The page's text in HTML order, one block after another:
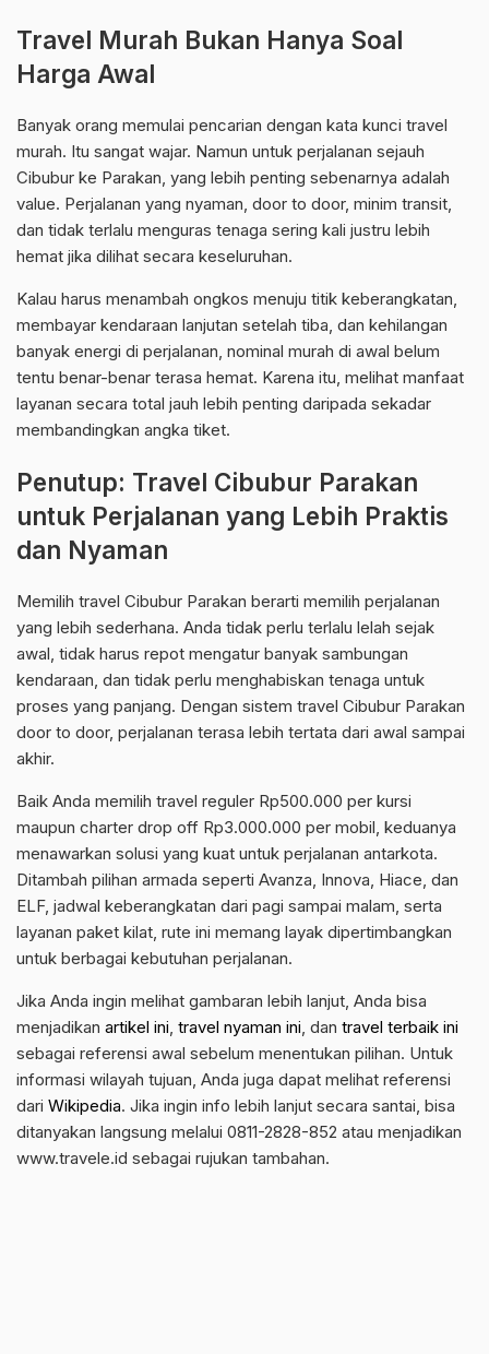
Travel Murah Bukan Hanya Soal
Harga Awal
Banyak orang memulai pencarian dengan kata kunci travel
murah. Itu sangat wajar. Namun untuk perjalanan sejauh
Cibubur ke Parakan, yang lebih penting sebenarnya adalah
value. Perjalanan yang nyaman, door to door, minim transit,
dan tidak terlalu menguras tenaga sering kali justru lebih
hemat jika dilihat secara keseluruhan.
Kalau harus menambah ongkos menuju titik keberangkatan,
membayar kendaraan lanjutan setelah tiba, dan kehilangan
banyak energi di perjalanan, nominal murah di awal belum
tentu benar-benar terasa hemat. Karena itu, melihat manfaat
layanan secara total jauh lebih penting daripada sekadar
membandingkan angka tiket.
Penutup: Travel Cibubur Parakan
untuk Perjalanan yang Lebih Praktis
dan Nyaman
Memilih travel Cibubur Parakan berarti memilih perjalanan
yang lebih sederhana. Anda tidak perlu terlalu lelah sejak
awal, tidak harus repot mengatur banyak sambungan
kendaraan, dan tidak perlu menghabiskan tenaga untuk
proses yang panjang. Dengan sistem travel Cibubur Parakan
door to door, perjalanan terasa lebih tertata dari awal sampai
akhir.
Baik Anda memilih travel reguler Rp500.000 per kursi
maupun charter drop off Rp3.000.000 per mobil, keduanya
menawarkan solusi yang kuat untuk perjalanan antarkota.
Ditambah pilihan armada seperti Avanza, Innova, Hiace, dan
ELF, jadwal keberangkatan dari pagi sampai malam, serta
layanan paket kilat, rute ini memang layak dipertimbangkan
untuk berbagai kebutuhan perjalanan.
Jika Anda ingin melihat gambaran lebih lanjut, Anda bisa
menjadikan artikel ini, travel nyaman ini, dan travel terbaik ini
sebagai referensi awal sebelum menentukan pilihan. Untuk
informasi wilayah tujuan, Anda juga dapat melihat referensi
dari Wikipedia. Jika ingin info lebih lanjut secara santai, bisa
ditanyakan langsung melalui 0811-2828-852 atau menjadikan
www.travele.id sebagai rujukan tambahan.